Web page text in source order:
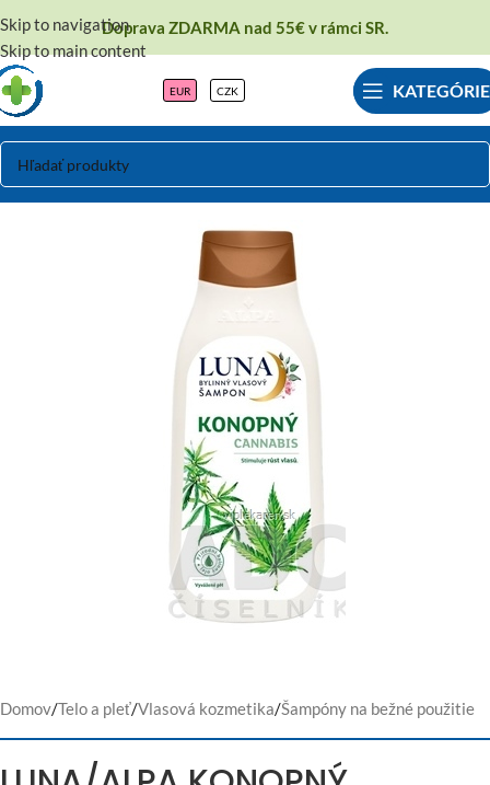
Skip to navigation
Skip to main content
Doprava ZDARMA nad 55€ v rámci SR.
EUR CZK KATEGÓRIE
Domov/Telo a pleť/Vlasová kozmetika/Šampóny na bežné použitie